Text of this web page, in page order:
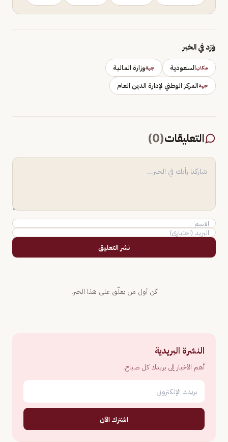
وَرَد في الخبر
مكانالسعودية جهةوزارة المالية
جهةالمركز الوطني لإدارة الدين العام
التعليقات(
0
)
نشر التعليق
كن أول من يعلّق على هذا الخبر.
النشرة البريدية
أهم الأخبار إلى بريدك كل صباح.
اشترك الآن